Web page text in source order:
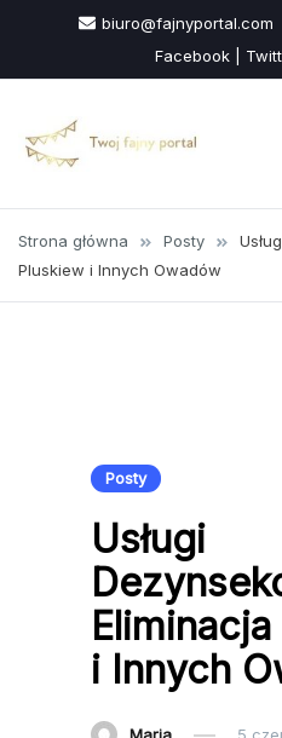
treści
biuro@fajnyportal.com
Facebook |
Strona główna Posty
Pluskiew i Innych Owadów
Posty
Usługi
i Innych
Maria 5